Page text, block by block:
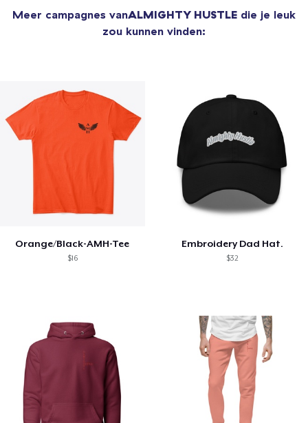
Meer campagnes vanALMIGHTY HUSTLE die je leuk
zou kunnen vinden:
Orange/Black-AMH-Tee
$16
Embroidery Dad Hat.
$32